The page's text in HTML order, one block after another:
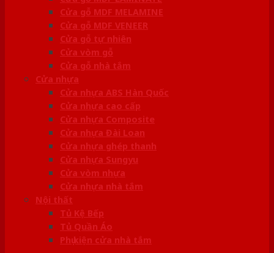
Cửa gỗ MDF MELAMINE
Cửa gỗ MDF VENEER
Cửa gỗ tự nhiên
Cửa vòm gỗ
Cửa gỗ nhà tắm
Cửa nhựa
Cửa nhựa ABS Hàn Quốc
Cửa nhựa cao cấp
Cửa nhựa Composite
Cửa nhựa Đài Loan
Cửa nhựa ghép thanh
Cửa nhựa Sungyu
Cửa vòm nhựa
Cửa nhựa nhà tắm
Nội thất
Tủ Kệ Bếp
Tủ Quần Áo
Phụ kiện cửa nhà tắm